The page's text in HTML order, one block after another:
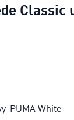
Classic
PUMA White